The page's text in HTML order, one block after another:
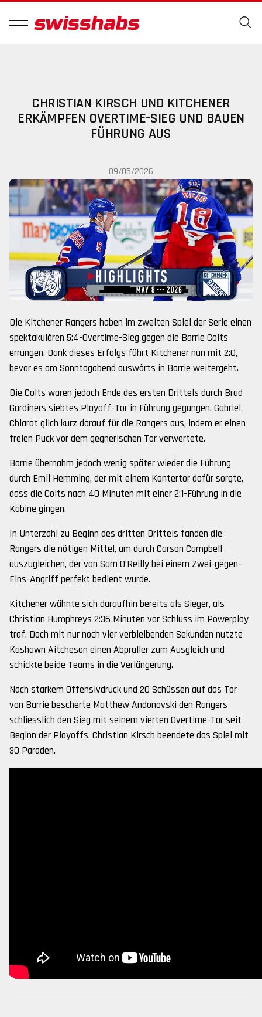
CHRISTIAN KIRSCH UND KITCHENER
ERKÄMPFEN OVERTIME-SIEG UND BAUEN
FÜHRUNG AUS
09/05/2026
Die Kitchener Rangers haben im zweiten Spiel der Serie einen
spektakulären 5:4-Overtime-Sieg gegen die Barrie Colts
errungen. Dank dieses Erfolgs führt Kitchener nun mit 2:0,
bevor es am Sonntagabend auswärts in Barrie weitergeht.
Die Colts waren jedoch Ende des ersten Drittels durch Brad
Gardiners siebtes Playoff-Tor in Führung gegangen. Gabriel
Chiarot glich kurz darauf für die Rangers aus, indem er einen
freien Puck vor dem gegnerischen Tor verwertete.
Barrie übernahm jedoch wenig später wieder die Führung
durch Emil Hemming, der mit einem Kontertor dafür sorgte,
dass die Colts nach 40 Minuten mit einer 2:1-Führung in die
Kabine gingen.
In Unterzahl zu Beginn des dritten Drittels fanden die
Rangers die nötigen Mittel, um durch Carson Campbell
auszugleichen, der von Sam O’Reilly bei einem Zwei-gegen-
Eins-Angriff perfekt bedient wurde.
Kitchener wähnte sich daraufhin bereits als Sieger, als
Christian Humphreys 2:36 Minuten vor Schluss im Powerplay
traf. Doch mit nur noch vier verbleibenden Sekunden nutzte
Kashawn Aitcheson einen Abpraller zum Ausgleich und
schickte beide Teams in die Verlängerung.
Nach starkem Offensivdruck und 20 Schüssen auf das Tor
von Barrie bescherte Matthew Andonovski den Rangers
schliesslich den Sieg mit seinem vierten Overtime-Tor seit
Beginn der Playoffs. Christian Kirsch beendete das Spiel mit
30 Paraden.